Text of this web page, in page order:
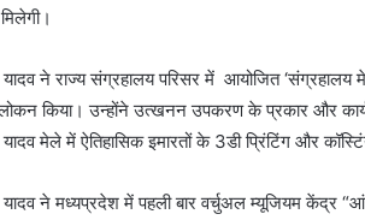
यादव ने राज्य संग्रहालय परिसर में आयोजित ‘संग्रहालय
किया। उन्होंने उत्खनन उपकरण के प्रकार और
मेले में ऐतिहासिक इमारतों के 3डी प्रिंटिंग और
यादव ने मध्यप्रदेश में पहली बार वर्चुअल म्यूजियम केंद्र